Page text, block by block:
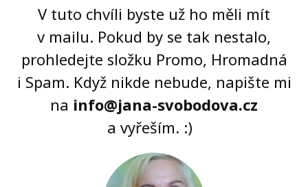
V tuto chvíli byste už ho měli mít
v mailu. Pokud by se tak nestalo,
prohledejte složku Promo, Hromadná
i Spam. Když nikde nebude, napište mi
na info@jana-svobodova.cz
a vyřeším. :)